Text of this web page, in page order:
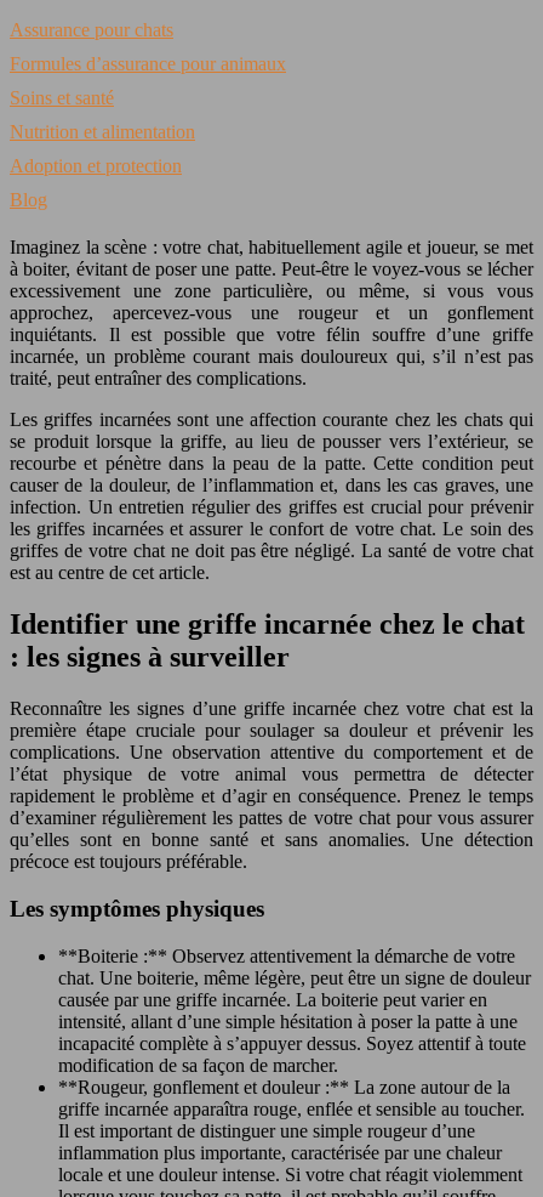
Assurance pour chats
Formules d’assurance pour animaux
Soins et santé
Nutrition et alimentation
Adoption et protection
Blog
Imaginez la scène : votre chat, habituellement agile et joueur, se met
à boiter, évitant de poser une patte. Peut-être le voyez-vous se lécher
excessivement une zone particulière, ou même, si vous vous
approchez, apercevez-vous une rougeur et un gonflement
inquiétants. Il est possible que votre félin souffre d’une griffe
incarnée, un problème courant mais douloureux qui, s’il n’est pas
traité, peut entraîner des complications.
Les griffes incarnées sont une affection courante chez les chats qui
se produit lorsque la griffe, au lieu de pousser vers l’extérieur, se
recourbe et pénètre dans la peau de la patte. Cette condition peut
causer de la douleur, de l’inflammation et, dans les cas graves, une
infection. Un entretien régulier des griffes est crucial pour prévenir
les griffes incarnées et assurer le confort de votre chat. Le soin des
griffes de votre chat ne doit pas être négligé. La santé de votre chat
est au centre de cet article.
Identifier une griffe incarnée chez le chat
: les signes à surveiller
Reconnaître les signes d’une griffe incarnée chez votre chat est la
première étape cruciale pour soulager sa douleur et prévenir les
complications. Une observation attentive du comportement et de
l’état physique de votre animal vous permettra de détecter
rapidement le problème et d’agir en conséquence. Prenez le temps
d’examiner régulièrement les pattes de votre chat pour vous assurer
qu’elles sont en bonne santé et sans anomalies. Une détection
précoce est toujours préférable.
Les symptômes physiques
**Boiterie :** Observez attentivement la démarche de votre
chat. Une boiterie, même légère, peut être un signe de douleur
causée par une griffe incarnée. La boiterie peut varier en
intensité, allant d’une simple hésitation à poser la patte à une
incapacité complète à s’appuyer dessus. Soyez attentif à toute
modification de sa façon de marcher.
**Rougeur, gonflement et douleur :** La zone autour de la
griffe incarnée apparaîtra rouge, enflée et sensible au toucher.
Il est important de distinguer une simple rougeur d’une
inflammation plus importante, caractérisée par une chaleur
locale et une douleur intense. Si votre chat réagit violemment